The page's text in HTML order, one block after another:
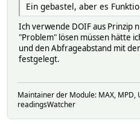
Ein gebastel, aber es
Ich verwende DOIF aus Prinzip
"Problem" lösen müssen hätte
und den Abfrageabstand mit
festgelegt.
Maintainer der Module: MAX, MPD,
readingsWatcher